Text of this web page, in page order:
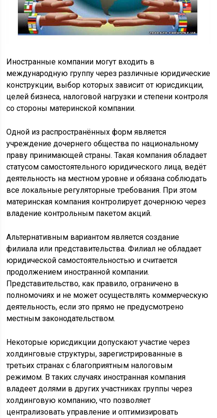
Иностранные компании могут входить в
международную группу через различные юридические
конструкции, выбор которых зависит от юрисдикции,
целей бизнеса, налоговой нагрузки и степени контроля
со стороны материнской компании.
Одной из распространённых форм является
учреждение дочернего общества по национальному
праву принимающей страны. Такая компания обладает
статусом самостоятельного юридического лица, ведёт
деятельность на местном уровне и обязана соблюдать
все локальные регуляторные требования. При этом
материнская компания контролирует дочернюю через
владение контрольным пакетом акций.
Альтернативным вариантом является создание
филиала или представительства. Филиал не обладает
юридической самостоятельностью и считается
продолжением иностранной компании.
Представительство, как правило, ограничено в
полномочиях и не может осуществлять коммерческую
деятельность, если это прямо не предусмотрено
местным законодательством.
Некоторые юрисдикции допускают участие через
холдинговые структуры, зарегистрированные в
третьих странах с благоприятным налоговым
режимом. В таких случаях иностранная компания
владеет долями в других участниках группы через
холдинговую компанию, что позволяет
централизовать управление и оптимизировать